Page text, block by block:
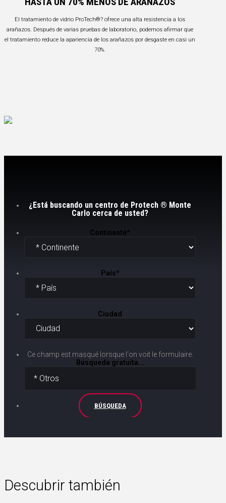
El tratamiento de vidrio ProTech®? ofrece una alta resistencia a los
arañazos. Después de varias pruebas de laboratorio, podemos afirmar que
el tratamiento reduce la apariencia de los arañazos por desgaste en casi un
70%.
¿Está buscando un centro de Protech ® Monte
Carlo cerca de usted?
Continente*
País*
Ciudad
Ce champ est masqué lorsque l‘on voit le formulaire.
Búsqueda gratuita...
BÚSQUEDA
Descubrir también